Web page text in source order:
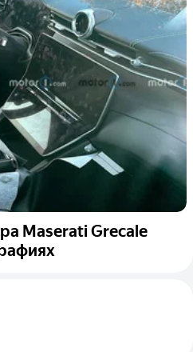
Maserati Grecale